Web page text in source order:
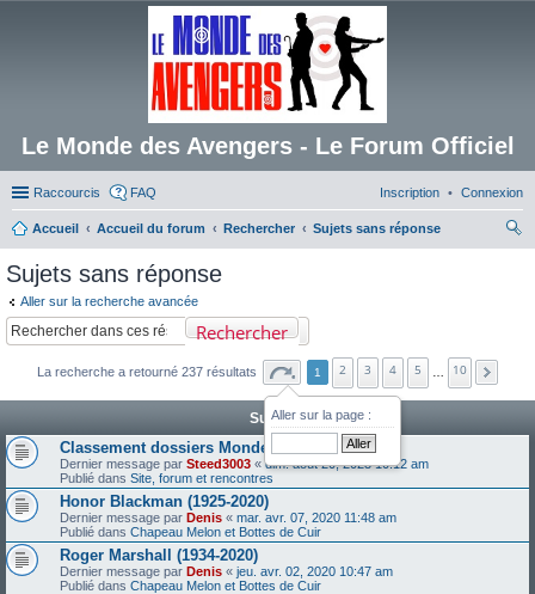
Le Monde des Avengers - Le Forum Officiel
Raccourcis FAQ Connexion
Inscription
Accueil Accueil du forum Rechercher
Sujets sans réponse
Sujets sans réponse
Aller sur la recherche avancée
Rechercher
La recherche a retourné 237 résultats
Aller sur la page :
1 2 3 4 5 10
Sujets
Classement dossiers Monde des Avengers
Dernier message par Steed3003 «dim. août 20, 2023 10:12 am
Publié dans Site, forum et rencontres
Honor Blackman (1925-2020)
Dernier message par Denis « mar. avr. 07, 2020 11:48 am
Publié dans Chapeau Melon et Bottes de Cuir
Roger Marshall (1934-2020)
Dernier message par Denis « jeu. avr. 02, 2020 10:47 am
Publié dans Chapeau Melon et Bottes de Cuir